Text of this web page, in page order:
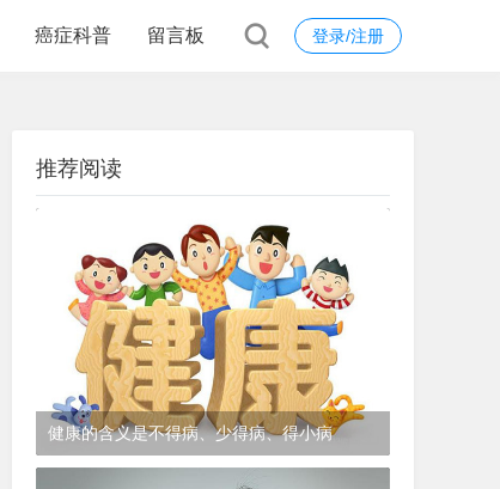
登录/注册
癌症科普 留言板
推荐阅读
健康的含义是不得病、少得病、得小病
1年前(2024-12-06) 皮肤科